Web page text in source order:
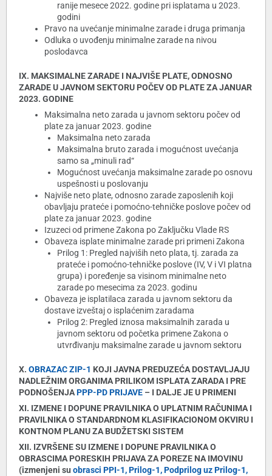
ranije mesece 2022. godine pri isplatama u 2023.
godini
Pravo na uvećanje minimalne zarade i druga primanja
Odluka o uvođenju minimalne zarade na nivou
poslodavca
IX. MAKSIMALNE ZARADE I NAJVIŠE PLATE, ODNOSNO
ZARADE U JAVNOM SEKTORU POČEV OD PLATE ZA JANUAR
2023. GODINE
Maksimalna neto zarada u javnom sektoru počev od
plate za januar 2023. godine
Maksimalna neto zarada
Maksimalna bruto zarada i mogućnost uvećanja
samo sa „minuli rad“
Mogućnost uvećanja maksimalne zarade po osnovu
uspešnosti u poslovanju
Najviše neto plate, odnosno zarade zaposlenih koji
obavljaju prateće i pomoćno-tehničke poslove počev od
plate za januar 2023. godine
Izuzeci od primene Zakona po Zaključku Vlade RS
Obaveza isplate minimalne zarade pri primeni Zakona
Prilog 1: Pregled najviših neto plata, tj. zarada za
prateće i pomoćno-tehničke poslove (IV, V i VI platna
grupa) i poređenje sa visinom minimalne neto
zarade po mesecima za 2023. godinu
Obaveza je isplatilaca zarada u javnom sektoru da
dostave izveštaj o isplaćenim zaradama
Prilog 2: Pregled iznosa maksimalnih zarada u
javnom sektoru od početka primene Zakona o
utvrđivanju maksimalne zarade u javnom sektoru
X. OBRAZAC ZIP-1 KOJI JAVNA PREDUZEĆA DOSTAVLJAJU
NADLEŽNIM ORGANIMA PRILIKOM ISPLATA ZARADA I PRE
PODNOŠENJAPPP-PD PRIJAVE – I DALJE JE U PRIMENI
XI. IZMENE I DOPUNE PRAVILNIKA O UPLATNIM RAČUNIMA I
PRAVILNIKA O STANDARDNOM KLASIFIKACIONOM OKVIRU I
KONTNOM PLANU ZA BUDŽETSKI SISTEM
XII. IZVRŠENE SU IZMENE I DOPUNE PRAVILNIKA O
OBRASCIMA PORESKIH PRIJAVA ZA POREZE NA IMOVINU
(izmenjeni su obrasci PPI-1, Prilog-1, Podprilog uz Prilog-1,